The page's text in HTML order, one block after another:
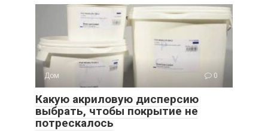
Дом 0
Какую акриловую дисперсию
выбрать, чтобы покрытие не
потрескалось